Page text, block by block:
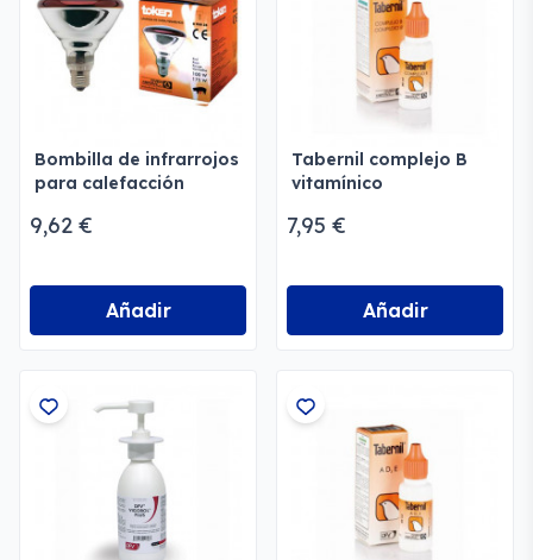
Bombilla de infrarrojos
para calefacción
9,62 €
Añadir
Tabernil complejo B
vitamínico
7,95 €
Añadir